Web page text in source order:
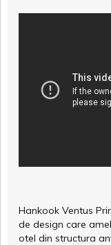
Hankook Ventus
de design care
otel din structura